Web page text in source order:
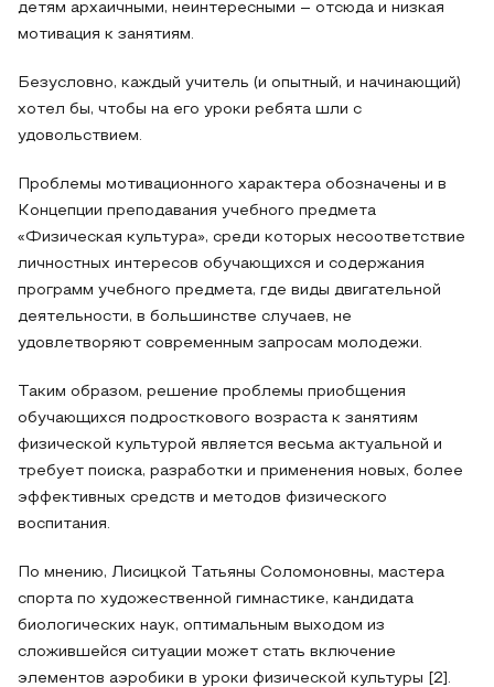
детям архаичными, неинтересными – отсюда и низкая
мотивация к занятиям.
Безусловно, каждый учитель (и опытный, и начинающий)
хотел бы, чтобы на его уроки ребята шли с
удовольствием.
Проблемы мотивационного характера обозначены и в
Концепции преподавания учебного предмета
«Физическая культура», среди которых несоответствие
личностных интересов обучающихся и содержания
программ учебного предмета, где виды двигательной
деятельности, в большинстве случаев, не
удовлетворяют современным запросам молодежи.
Таким образом, решение проблемы приобщения
обучающихся подросткового возраста к занятиям
физической культурой является весьма актуальной и
требует поиска, разработки и применения новых, более
эффективных средств и методов физического
воспитания.
По мнению, Лисицкой Татьяны Соломоновны, мастера
спорта по художественной гимнастике, кандидата
биологических наук, оптимальным выходом из
сложившейся ситуации может стать включение
элементов аэробики в уроки физической культуры [2].